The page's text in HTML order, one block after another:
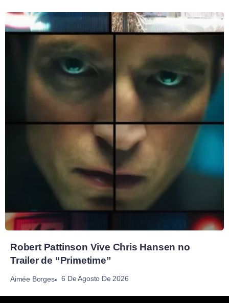
Robert Pattinson Vive Chris Hansen no
Trailer de “Primetime”
Aimée Borges 6 De Agosto De 2026